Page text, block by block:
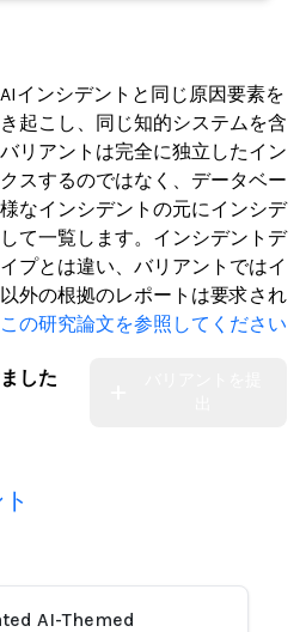
インシデントと同じ原因要素を
起こし、同じ知的システムを含
リアントは完全に独立したイン
スするのではなく、データベー
なインシデントの元にインシデ
て一覧します。インシデントデ
プとは違い、バリアントではイ
外の根拠のレポートは要求され
の研究論文を参照してください
した
AI-Themed